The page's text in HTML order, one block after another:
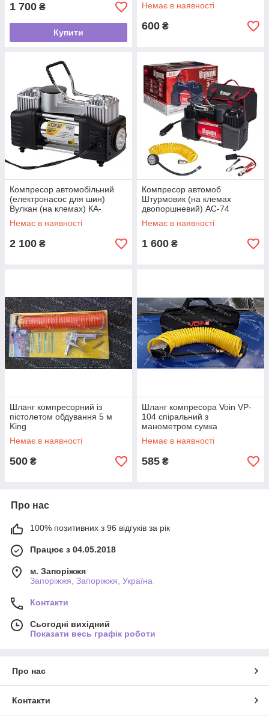
1 700 ₴
Купити
Немає в наявності
600 ₴
Компресор автомобільний
(електронасос для шин)
Вулкан (на клемах) КА-
В12122
Немає в наявності
2 100 ₴
Компресор автомоб
Штурмовик (на клемах
двопоршневий) AC-74
150psi/15Amp/85л/2
циліндри/PU шланг 5,0 м з
Немає в наявності
1 600 ₴
Шланг компресорний із
пістолетом обдування 5 м
King
Немає в наявності
500 ₴
Шланг компресора Voin VP-
104 спіральний з
манометром сумка
Немає в наявності
585 ₴
Про нас
100% позитивних з 96 відгуків за рік
Працює з 04.05.2018
м. Запоріжжя
Запоріжжя, Запоріжжя, Україна
Контакти
Сьогодні вихідний
Показати весь графік роботи
Про нас
Контакти